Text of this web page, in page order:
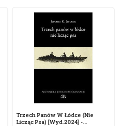
Trzech Panów W Łódce (nie
Licząc Psa) [wyd.2024] -...